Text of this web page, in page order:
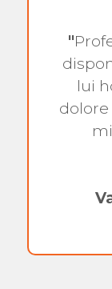
"
lui
dolore